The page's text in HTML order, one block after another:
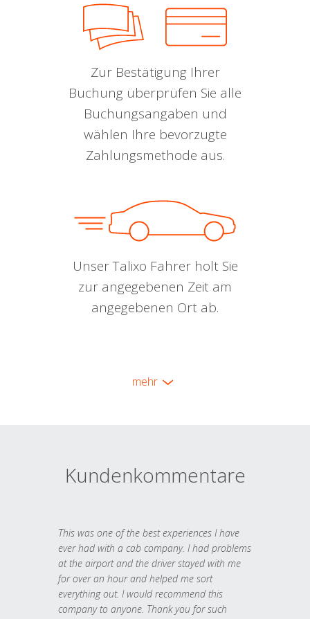
Zur Bestätigung Ihrer
Buchung überprüfen Sie alle
Buchungsangaben und
wählen Ihre bevorzugte
Zahlungsmethode aus.
Unser Talixo Fahrer holt Sie
zur angegebenen Zeit am
angegebenen Ort ab.
mehr
Kundenkommentare
This was one of the best experiences I have
ever had with a cab company. I had problems
at the airport and the driver stayed with me
for over an hour and helped me sort
everything out. I would recommend this
company to anyone. Thank you for such